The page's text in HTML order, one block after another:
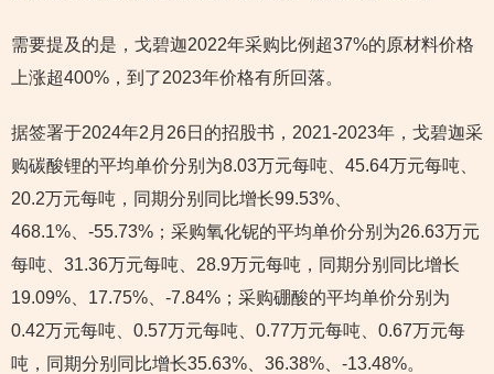
需要提及的是，戈碧迦2022年采购比例超37%的原材料价格
上涨超400%，到了2023年价格有所回落。
据签署于2024年2月26日的招股书，2021-2023年，戈碧迦采
购碳酸锂的平均单价分别为8.03万元每吨、45.64万元每吨、
20.2万元每吨，同期分别同比增长99.53%、
468.1%、-55.73%；采购氧化铌的平均单价分别为26.63万元
每吨、31.36万元每吨、28.9万元每吨，同期分别同比增长
19.09%、17.75%、-7.84%；采购硼酸的平均单价分别为
0.42万元每吨、0.57万元每吨、0.77万元每吨、0.67万元每
吨，同期分别同比增长35.63%、36.38%、-13.48%。